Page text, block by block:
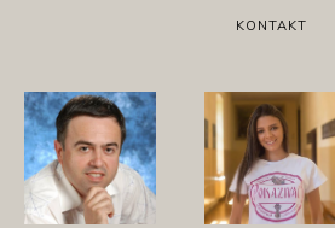
KONTAKT